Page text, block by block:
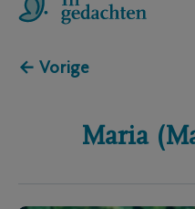
← Vorige
Maria